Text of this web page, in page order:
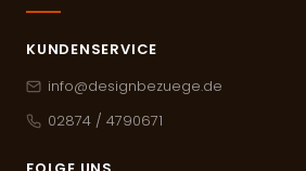
KUNDENSERVICE
info@designbezuege.de
02874 / 4790671